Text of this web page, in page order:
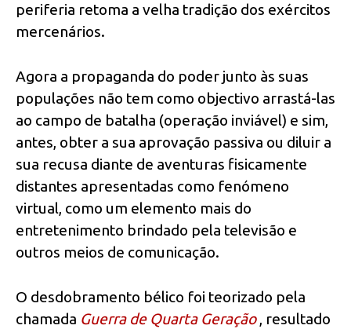
periferia retoma a velha tradição dos exércitos
mercenários.
Agora a propaganda do poder junto às suas
populações não tem como objectivo arrastá-las
ao campo de batalha (operação inviável) e sim,
antes, obter a sua aprovação passiva ou diluir a
sua recusa diante de aventuras fisicamente
distantes apresentadas como fenómeno
virtual, como um elemento mais do
entretenimento brindado pela televisão e
outros meios de comunicação.
O desdobramento bélico foi teorizado pela
chamada Guerra de Quarta Geração, resultado